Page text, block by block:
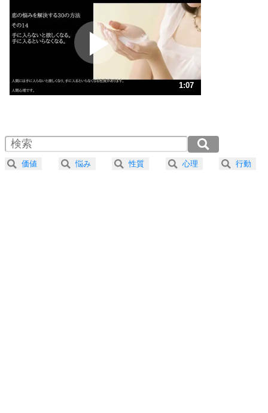
プラス思考
ポジティブになれない原因は、行動しないから。
ポジティブ思考になる30の方法
人生、なんとかなるもの。
気楽に生きる30の方法
4 器の大きい人は、怒りを優しさで表現する。
プラス思考
1:07
2.0倍速 （133KB 33秒）
2.5倍速 （106KB 27秒）
3.0倍速 （89KB 22秒）
価値 悩み 性質 心理 行動